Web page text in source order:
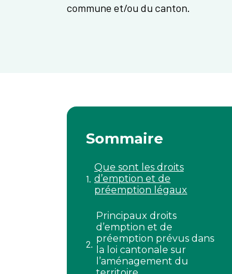
commune et/ou du canton.
Sommaire
Que sont les droits
d’emption et de
préemption légaux
Principaux droits
d’emption et de
préemption prévus dans
la loi cantonale sur
l’aménagement du